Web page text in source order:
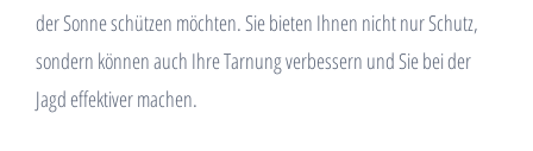
der Sonne schützen möchten. Sie bieten Ihnen nicht nur Schutz,
sondern können auch Ihre Tarnung verbessern und Sie bei der
Jagd effektiver machen.